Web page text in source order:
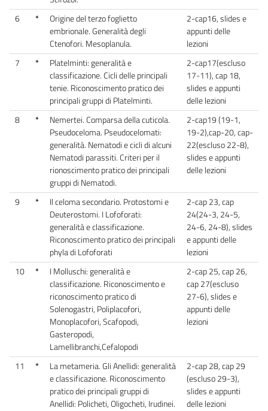
6
*
Origine del terzo foglietto
embrionale. Generalità degli
Ctenofori. Mesoplanula.
2-cap16, slides e
appunti delle
lezioni
7
*
Platelminti: generalità e
classificazione. Cicli delle principali
tenie. Riconoscimento pratico dei
principali gruppi di Platelminti.
2-cap17(escluso
17-11), cap 18,
slides e appunti
delle lezioni
8
*
Nemertei. Comparsa della cuticola.
Pseudoceloma. Pseudocelomati:
generalità. Nematodi e cicli di alcuni
Nematodi parassiti. Criteri per il
rionoscimento pratico dei principali
gruppi di Nematodi.
2-cap19 (19-1,
19-2),cap-20, cap-
22(escluso 22-8),
slides e appunti
delle lezioni
9 *
Il celoma secondario. Protostomi e
Deuterostomi. I Lofoforati:
generalità e classificazione.
Riconoscimento pratico dei principali
phyla di Lofoforati
2-cap 23, cap
24(24-3, 24-5,
24-6, 24-8), slides
e appunti delle
lezioni
10
*
I Molluschi: generalità e
classificazione. Riconoscimento e
riconoscimento pratico di
Solenogastri, Poliplacofori,
Monoplacofori, Scafopodi,
Gasteropodi,
Lamellibranchi,Cefalopodi
2-cap 25, cap 26,
cap 27(escluso
27-6), slides e
appunti delle
lezioni
11 *
La metameria. Gli Anellidi: generalità
e classificazione. Riconoscimento
pratico dei principali gruppi di
Anellidi: Policheti, Oligocheti, Irudinei.
2-cap 28, cap 29
(escluso 29-3),
slides e appunti
delle lezioni